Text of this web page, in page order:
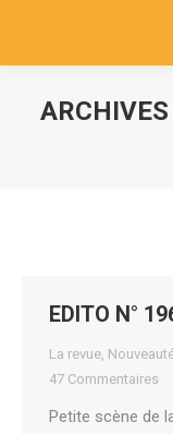
EDITO N°
La revue,
47 Commentaires
Petite scène de